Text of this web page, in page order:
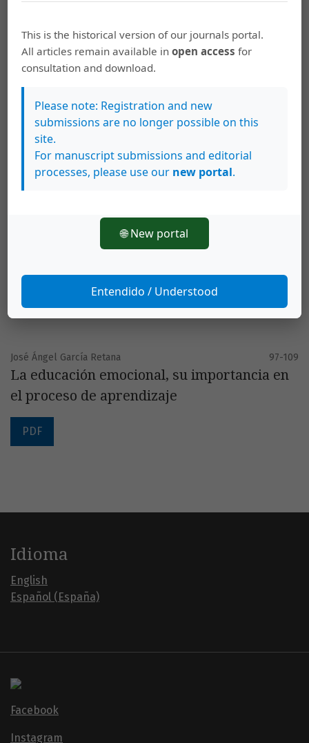
Laura Stiller González, Martha Gross Martínez
Accesibilidad en el proceso de admisión a la
Universidad de Costa Rica, de la población
especiales asociadas o no a discapacidad
PDF
Proyecto CONTRASTES: medios de
comunicación estudiantil como espacios de
José Ángel García Retana 97-109
La educación emocional, su importancia en
el proceso de aprendizaje
PDF
Idioma
English
Español (España)
Facebook
Instagram
This is the historical version of our journals portal.
All articles remain available inopen access for
consultation and download.
Please note: Registration and new
submissions are no longer possible on this
site.
For manuscript submissions and editorial
processes, please use our new portal.
🌐 New portal
Entendido / Understood